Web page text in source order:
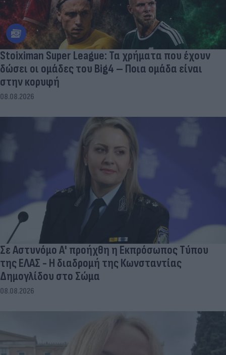
Stoiximan Super League: Τα χρήματα που έχουν
δώσει οι ομάδες του Big4 – Ποια ομάδα είναι
στην κορυφή
08.08.2026
Σε Αστυνόμο Α' προήχθη η Εκπρόσωπος Τύπου
της ΕΛΑΣ - Η διαδρομή της Κωνσταντίας
Δημογλίδου στο Σώμα
08.08.2026